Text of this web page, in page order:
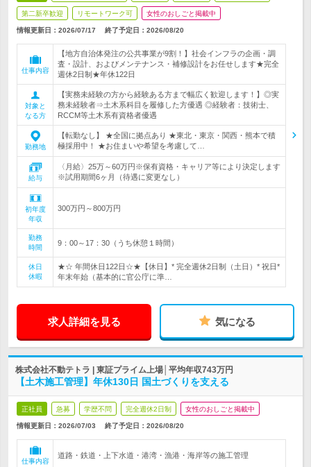
第二新卒歓迎 リモートワーク可 女性のおしごと掲載中
情報更新日：2026/07/17 終了予定日： 2026/08/20
仕事内容
【地方自治体発注の公共事業が9割！】社会インフラの企画・調
査・設計、およびメンテナンス・補修設計をお任せします★完全
週休2日制★年休122日
対象と
なる方
【実務未経験の方から経験ある方まで幅広く歓迎します！】◎実
務未経験者⇒土木系科目を履修した方優遇 ◎経験者：技術士、
RCCM等土木系有資格者優遇
勤務地
【転勤なし】 ★全国に拠点あり ★東北・東京・関西・熊本で積
極採用中！ ★お住まいや希望を考慮して…
給与
〈月給〉25万～60万円※保有資格・キャリア等により決定します
※試用期間6ヶ月（待遇に変更なし）
初年度
年収
300万円～800万円
勤務
時間
9：00～17：30（うち休憩１時間）
休日
休暇
★☆ 年間休日122日☆★【休日】* 完全週休2日制（土日）* 祝日*
年末年始（基本的に官公庁に準…
求人詳細を見る 気になる
株式会社不動テトラ | 東証プライム上場│平均年収743万円
【土木施工管理】年休130日 国土づくりを支える
正社員 急募 学歴不問 完全週休2日制 女性のおしごと掲載中
情報更新日：2026/07/03 終了予定日： 2026/08/20
仕事内容
道路・鉄道・上下水道・港湾・漁港・海岸等の施工管理